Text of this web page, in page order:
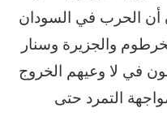
أن الحرب في السودان
والجزيرة وسنار
في لا وعيهم الخروج
التمرد حتى